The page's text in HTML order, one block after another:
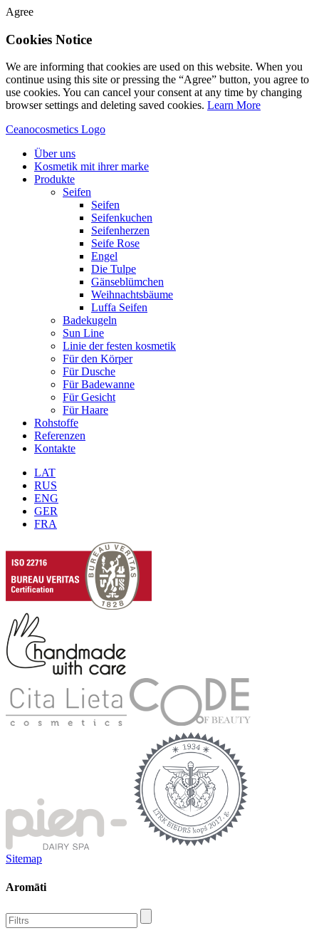
Agree
Cookies Notice
We are informing that cookies are used on this website. When you
continue using this site or pressing the “Agree” button, you agree to
use cookies. You can cancel your consent at any time by changing
browser settings and deleting saved cookies. Learn More
Ceanocosmetics Logo
Über uns
Kosmetik mit ihrer marke
Produkte
Seifen
Seifen
Seifenkuchen
Seifenherzen
Seife Rose
Engel
Die Tulpe
Gänseblümchen
Weihnachtsbäume
Luffa Seifen
Badekugeln
Sun Line
Linie der festen kosmetik
Für den Körper
Für Dusche
Für Badewanne
Für Gesicht
Für Haare
Rohstoffe
Referenzen
Kontakte
LAT
RUS
ENG
GER
FRA
Sitemap
Aromāti